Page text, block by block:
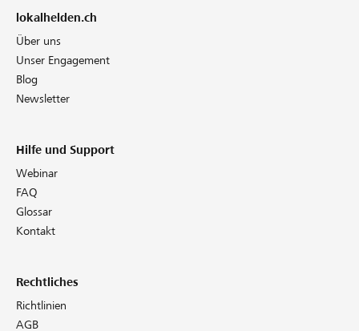
lokalhelden.ch
Über uns
Unser Engagement
Blog
Newsletter
Hilfe und Support
Webinar
FAQ
Glossar
Kontakt
Rechtliches
Richtlinien
AGB